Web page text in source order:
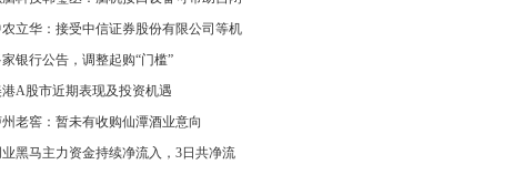
立华：接受中信证券股份有限公司等机
家银行公告，调整起购“门槛”
A股市近期表现及投资机遇
老窖：暂未有收购仙潭酒业意向
黑马主力资金持续净流入，3日共净流